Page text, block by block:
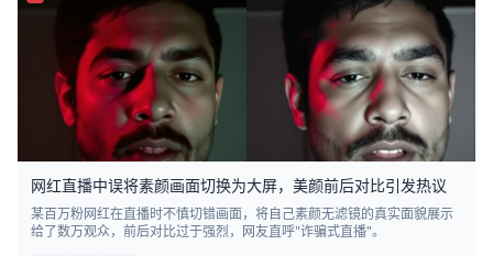
网红直播中误将素颜画面切换为大屏，美颜前后对比引发热议
某百万粉网红在直播时不慎切错画面，将自己素颜无滤镜的真实面貌展示
给了数万观众，前后对比过于强烈，网友直呼"诈骗式直播"。